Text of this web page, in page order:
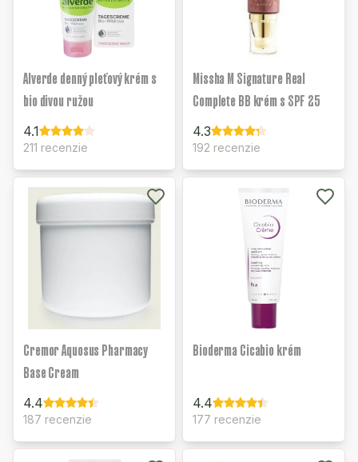
Alverde denný pleťový krém s
bio divou ružou
4.1
211 recenzie
Missha M Signature Real
Complete BB krém s SPF 25
4.3
192 recenzie
Cremor Aquosus Pharmacy
Base Cream
4.4
187 recenzie
Bioderma Cicabio krém
4.4
177 recenzie